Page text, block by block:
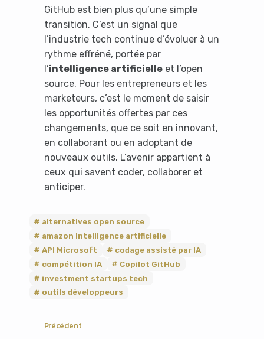
GitHub est bien plus qu’une simple
transition. C’est un signal que
l’industrie tech continue d’évoluer à un
rythme effréné, portée par
l’intelligence artificielleet l’open
source. Pour les entrepreneurs et les
marketeurs, c’est le moment de saisir
les opportunités offertes par ces
changements, que ce soit en innovant,
en collaborant ou en adoptant de
nouveaux outils. L’avenir appartient à
ceux qui savent coder, collaborer et
anticiper.
alternatives open source
amazon intelligence artificielle
API Microsoft
codage assisté par IA
compétition IA
Copilot GitHub
investment startups tech
outils développeurs
Précédent